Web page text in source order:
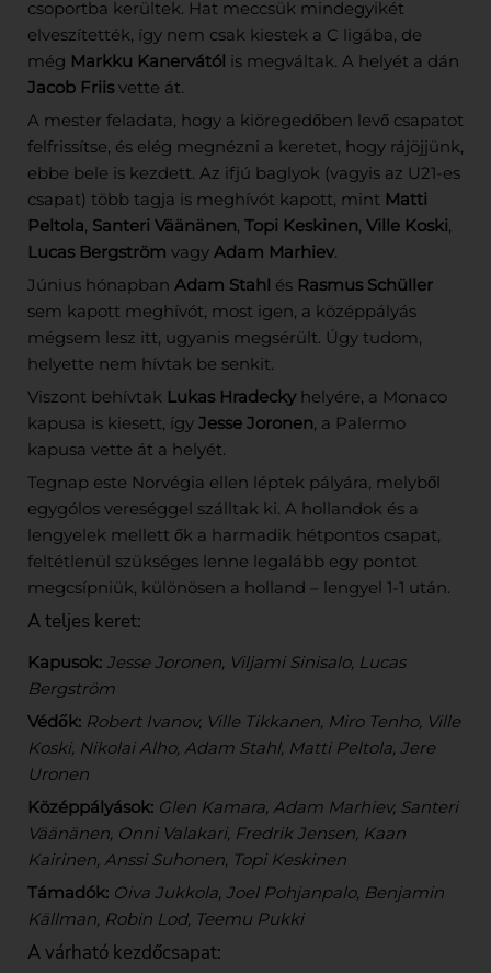
csoportba kerültek. Hat meccsük mindegyikét
elveszítették, így nem csak kiestek a C ligába, de
még Markku Kanervától is megváltak. A helyét a dán
Jacob Friis vette át.
A mester feladata, hogy a kiöregedőben levő csapatot
felfrissítse, és elég megnézni a keretet, hogy rájöjjünk,
ebbe bele is kezdett. Az ifjú baglyok (vagyis az U21-es
csapat) több tagja is meghívót kapott, mint Matti
Peltola, Santeri Väänänen, Topi Keskinen, Ville Koski,
Lucas Bergström vagy Adam Marhiev.
Június hónapban Adam Stahl és Rasmus Schüller
sem kapott meghívót, most igen, a középpályás
mégsem lesz itt, ugyanis megsérült. Úgy tudom,
helyette nem hívtak be senkit.
Viszont behívtak Lukas Hradeckyhelyére, a Monaco
kapusa is kiesett, így Jesse Joronen, a Palermo
kapusa vette át a helyét.
Tegnap este Norvégia ellen léptek pályára, melyből
egygólos vereséggel szálltak ki. A hollandok és a
lengyelek mellett ők a harmadik hétpontos csapat,
feltétlenül szükséges lenne legalább egy pontot
megcsípniük, különösen a holland – lengyel 1-1 után.
A teljes keret:
Kapusok: Jesse Joronen, Viljami Sinisalo, Lucas
Bergström
Védők: Robert Ivanov, Ville Tikkanen, Miro Tenho, Ville
Koski, Nikolai Alho, Adam Stahl, Matti Peltola, Jere
Uronen
Középpályások: Glen Kamara, Adam Marhiev, Santeri
Väänänen, Onni Valakari, Fredrik Jensen, Kaan
Kairinen, Anssi Suhonen, Topi Keskinen
Támadók: Oiva Jukkola, Joel Pohjanpalo, Benjamin
Källman, Robin Lod, Teemu Pukki
A várható kezdőcsapat: